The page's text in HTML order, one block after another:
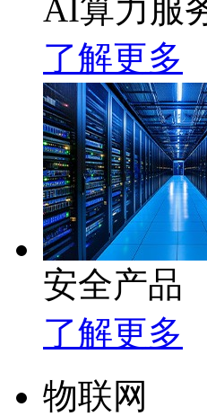
AI算力服
了解更多
安全产品
了解更多
物联网